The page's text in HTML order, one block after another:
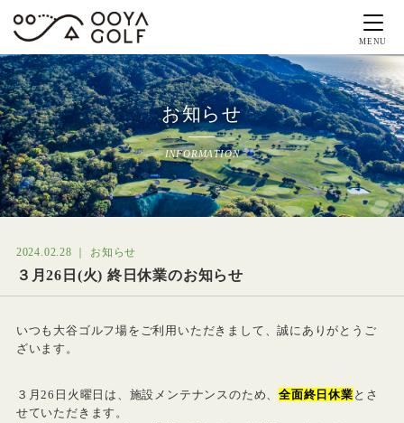
MENU
お知らせ
INFORMATION
2024.02.28 ｜ お知らせ
３月26日(火) 終日休業のお知らせ
いつも大谷ゴルフ場をご利用いただきまして、誠にありがとうご
ざいます。
３月26日火曜日は、施設メンテナンスのため、全面終日休業 とさ
せていただきます。